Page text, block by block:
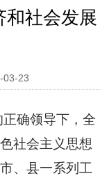
和社会发展
03-23
确领导下，全
社会主义思想
、县一系列工